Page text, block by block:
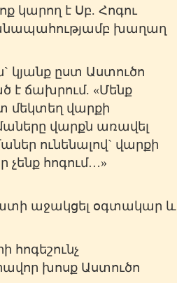
կարող է Սբ. Հոգու
խաղաղ
կյանք ըստ Աստուծո
է ճախրում. «Մենք
մեկտեղ վարքի
վարքն առավել
ունենալով` վարքի
չենք հոգում…»
աջակցել օգտակար և
հոգեշունչ
խոսք Աստուծո